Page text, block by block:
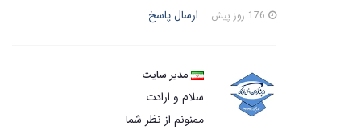
ارسال پاسخ
مدیر سایت
سلام و ارادت
ممنونم از نظر شما